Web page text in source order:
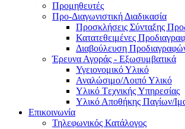
Προμηθευτές
Προ-Διαγωνιστική Διαδικασία
Προσκλήσεις Σύνταξης
Κατατεθειμένες
Διαβούλευση
Έρευνα Αγοράς - Εξωσυμβατικά
Υγειονομικό Υλικό
Αναλώσιμο/Λοιπό Υλικό
Υλικό Tεχνικής Yπηρεσίας
Υλικό Αποθήκης Παγίων/
Επικοινωνία
Τηλεφωνικός Κατάλογος